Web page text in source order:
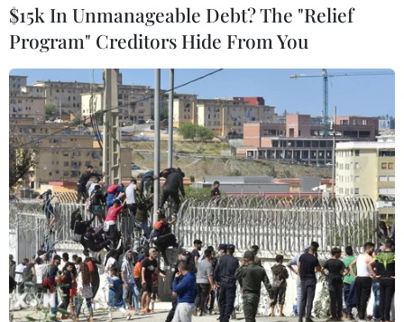
#Samsung #Cản trở cạnh tranh
#ACM
#Đồ điện tử Samsung
Hà Lan
Theo dõi VietnamPlus
TIN LIÊN QUAN
$15k In Unmanageable Debt? The "Relief
Program" Creditors Hide From You